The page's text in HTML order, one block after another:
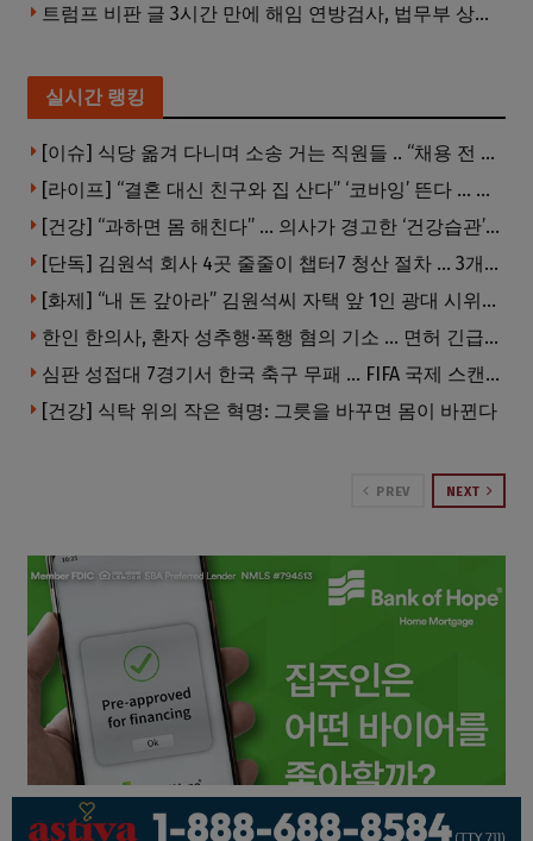
트럼프 비판 글 3시간 만에 해임 연방검사, 법무부 상대 소송
실시간 랭킹
[이슈] 식당 옮겨 다니며 소송 거는 직원들 .. “채용 전 반드시 확인해야”
[라이프] “결혼 대신 친구와 집 산다” ‘코바잉’ 뜬다 … 내 집 마련 공식 바뀌었다
[건강] “과하면 몸 해친다” … 의사가 경고한 ‘건강습관’ 5가지
[단독] 김원석 회사 4곳 줄줄이 챕터7 청산 절차 … 3개 법인 같은 날 동시 파산 신청
[화제] “내 돈 갚아라” 김원석씨 자택 앞 1인 광대 시위 … 한인 투자사, “108만 달러 못받아”
한인 한의사, 환자 성추행·폭행 혐의 기소 … 면허 긴급정지
심판 성접대 7경기서 한국 축구 무패 … FIFA 국제 스캔들 번지나
[건강] 식탁 위의 작은 혁명: 그릇을 바꾸면 몸이 바뀐다
PREV NEXT